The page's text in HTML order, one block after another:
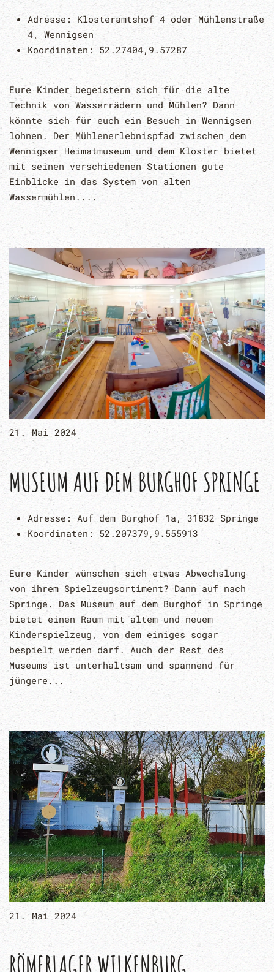
Adresse: Klosteramtshof 4 oder Mühlenstraße
4, Wennigsen
Koordinaten: 52.27404,9.57287
Eure Kinder begeistern sich für die alte
Technik von Wasserrädern und Mühlen? Dann
könnte sich für euch ein Besuch in Wennigsen
lohnen. Der Mühlenerlebnispfad zwischen dem
Wennigser Heimatmuseum und dem Kloster bietet
mit seinen verschiedenen Stationen gute
Einblicke in das System von alten
Wassermühlen....
21. Mai 2024
MUSEUM AUF DEM BURGHOF SPRINGE
Adresse: Auf dem Burghof 1a, 31832 Springe
Koordinaten: 52.207379,9.555913
Eure Kinder wünschen sich etwas Abwechslung
von ihrem Spielzeugsortiment? Dann auf nach
Springe. Das Museum auf dem Burghof in Springe
bietet einen Raum mit altem und neuem
Kinderspielzeug, von dem einiges sogar
bespielt werden darf. Auch der Rest des
Museums ist unterhaltsam und spannend für
jüngere...
21. Mai 2024
RÖMERLAGER WILKENBURG